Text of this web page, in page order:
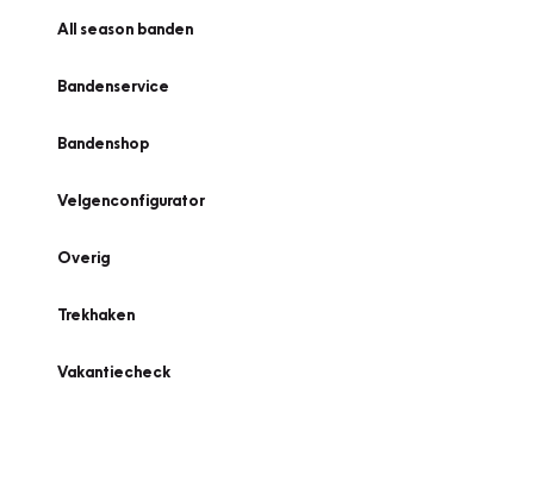
All season banden
Bandenservice
Bandenshop
Velgenconfigurator
Overig
Trekhaken
Vakantiecheck